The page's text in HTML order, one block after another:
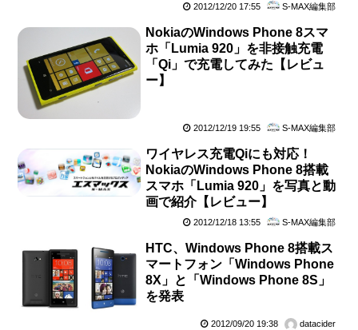
2012/12/20 17:55 S-MAX編集部
NokiaのWindows Phone 8スマ
ホ「Lumia 920」を非接触充電
「Qi」で充電してみた【レビュ
ー】
2012/12/19 19:55 S-MAX編集部
ワイヤレス充電Qiにも対応！
NokiaのWindows Phone 8搭載
スマホ「Lumia 920」を写真と動
画で紹介【レビュー】
2012/12/18 13:55 S-MAX編集部
HTC、Windows Phone 8搭載ス
マートフォン「Windows Phone
8X」と「Windows Phone 8S」
を発表
2012/09/20 19:38 datacider